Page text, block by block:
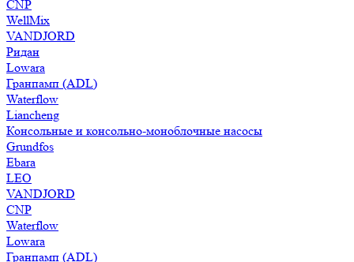
CNP
WellMix
VANDJORD
Ридан
Lowara
Гранпамп (ADL)
Waterflow
Liancheng
Консольные и консольно-моноблочные насосы
Grundfos
Ebara
LEO
VANDJORD
CNP
Waterflow
Lowara
Гранпамп (ADL)